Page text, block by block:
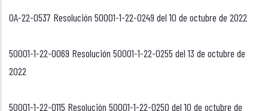
OA-22-0537 Resolución 50001-1-22-0249 del 10 de octubre de 2022
50001-1-22-0069 Resolución 50001-1-22-0255 del 13 de octubre de
2022
50001-1-22-0115 Resolución 50001-1-22-0250 del 10 de octubre de